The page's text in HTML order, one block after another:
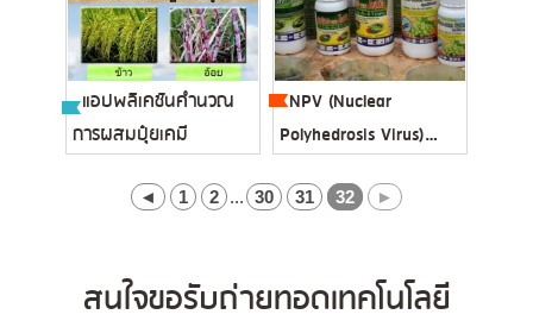
แอปพลิเคชันคำนวณ
การผสมปุ๋ยเคมี
NPV (Nuclear
Polyhedrosis Virus)
◄ 1 2 ... 30 31 32 ►
สนใจขอรับถ่ายทอดเทคโนโลยี